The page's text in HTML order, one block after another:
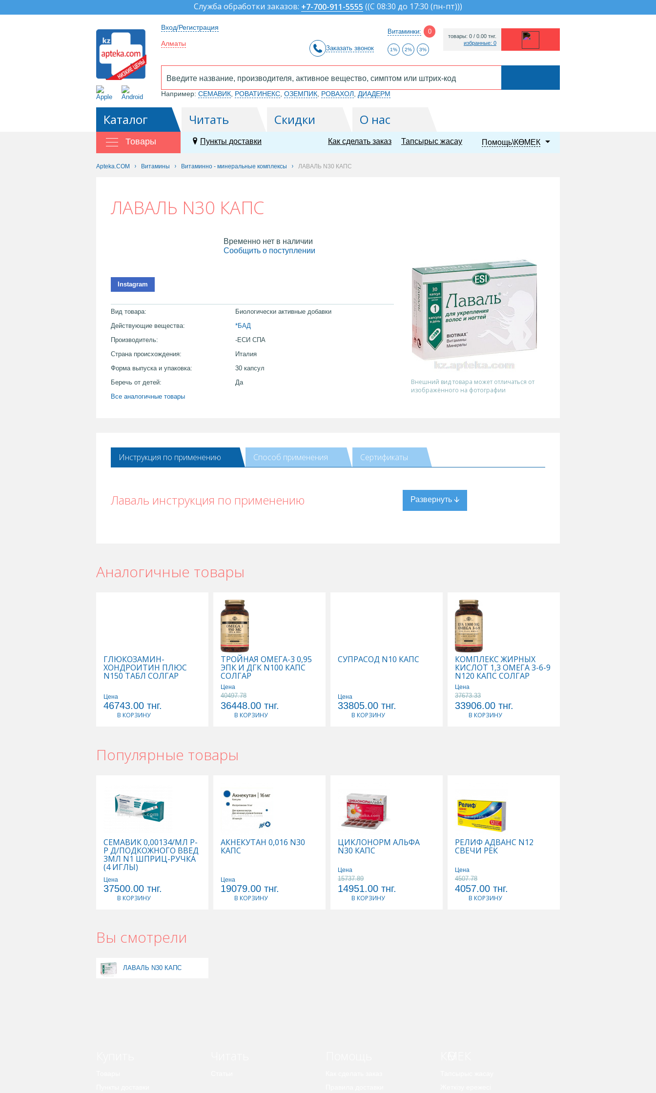
Служба обработки заказов: +7-700-911-5555 ((С 08:30 до 17:30 (пн-пт)))
Вход/Регистрация
Алматы
Заказать звонок
Витаминки: 0
1% 2% 3%
товары: 0 / 0.00 тнг.
избранные: 0
Например: СЕМАВИК РОВАТИНЕКС ОЗЕМПИК РОВАХОЛ ДИАДЕРМ
Каталог Читать Скидки О нас
Товары Пункты доставки Помощь\КӨМЕК
Тапсырыс жасау
Как сделать заказ
Apteka.COM Витамины Витаминно - минеральные комплексы ЛАВАЛЬ N30 КАПС
ЛАВАЛЬ N30 КАПС
Временно нет в наличии
Сообщить о поступлении
Instagram
Вид товара:
Биологически активные добавки
Действующие вещества:
*БАД
Производитель:
-ЕСИ СПА
Страна происхождения:
Италия
Форма выпуска и упаковка:
30 капсул
Беречь от детей:
Да
Все аналогичные товары
Внешний вид товара может отличаться от
изображённого на фотографии
Инструкция по применению Способ применения Сертификаты
Лаваль инструкция по применению
Аналогичные товары
ГЛЮКОЗАМИН-
ХОНДРОИТИН ПЛЮС
N150 ТАБЛ СОЛГАР
Цена
46743.00 тнг.
В КОРЗИНУ
ТРОЙНАЯ ОМЕГА-3 0,95
ЭПК И ДГК N100 КАПС
СОЛГАР
Цена
40497.78
36448.00 тнг.
В КОРЗИНУ
СУПРАСОД N10 КАПС
Цена
33805.00 тнг.
В КОРЗИНУ
КОМПЛЕКС ЖИРНЫХ
КИСЛОТ 1,3 ОМЕГА 3-6-9
N120 КАПС СОЛГАР
Цена
37673.33
33906.00 тнг.
В КОРЗИНУ
Популярные товары
СЕМАВИК 0,00134/МЛ Р-
Р Д/ПОДКОЖНОГО ВВЕД
3МЛ N1 ШПРИЦ-РУЧКА
(4 ИГЛЫ)
Цена
37500.00 тнг.
В КОРЗИНУ
АКНЕКУТАН 0,016 N30
КАПС
Цена
19079.00 тнг.
В КОРЗИНУ
ЦИКЛОНОРМ АЛЬФА
N30 КАПС
Цена
15737.89
14951.00 тнг.
В КОРЗИНУ
РЕЛИФ АДВАНС N12
СВЕЧИ РЕК
Цена
4507.78
4057.00 тнг.
В КОРЗИНУ
Вы смотрели
ЛАВАЛЬ N30 КАПС